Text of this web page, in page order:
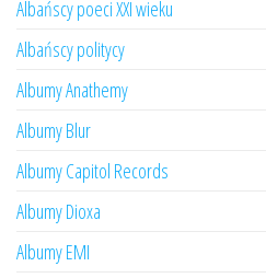
Albańscy poeci XXI wieku
Albańscy politycy
Albumy Anathemy
Albumy Blur
Albumy Capitol Records
Albumy Dioxa
Albumy EMI